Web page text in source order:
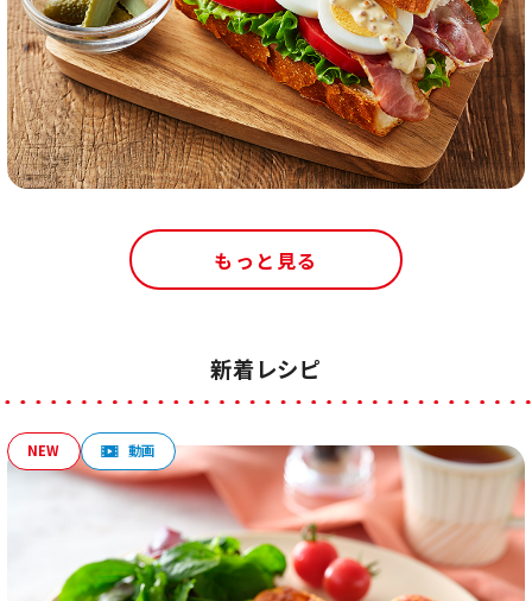
もっと見る
新着レシピ